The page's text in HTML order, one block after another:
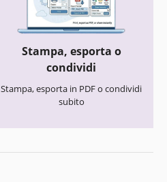
Stampa, esporta o
condividi
Stampa, esporta in PDF o condividi
subito